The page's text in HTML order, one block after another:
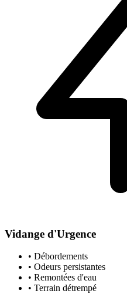
Vidange d'Urgence
• Débordements
• Odeurs persistantes
• Remontées d'eau
• Terrain détrempé